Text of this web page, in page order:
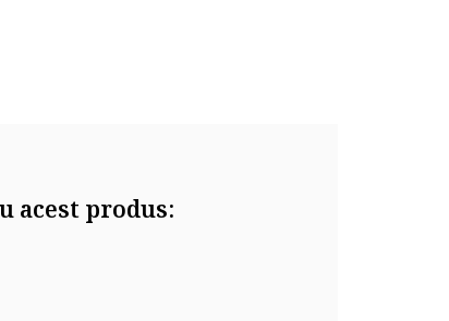
acest produs: